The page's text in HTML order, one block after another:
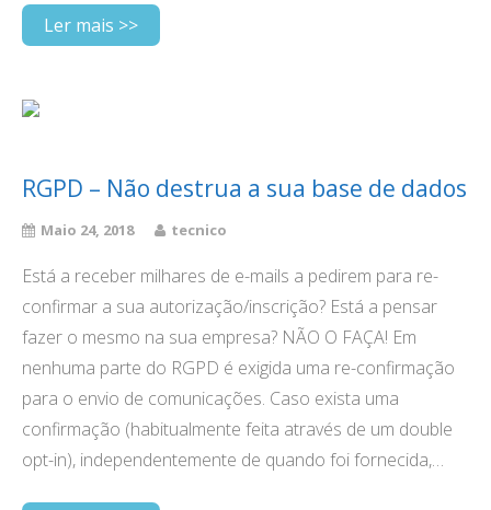
Ler mais >>
RGPD – Não destrua a sua base de dados
Maio 24, 2018 tecnico
Está a receber milhares de e-mails a pedirem para re-
confirmar a sua autorização/inscrição? Está a pensar
fazer o mesmo na sua empresa? NÃO O FAÇA! Em
nenhuma parte do RGPD é exigida uma re-confirmação
para o envio de comunicações. Caso exista uma
confirmação (habitualmente feita através de um double
opt-in), independentemente de quando foi fornecida,…